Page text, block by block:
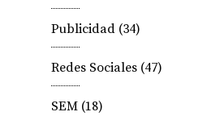
Publicidad(34)
Redes Sociales(47)
SEM(18)